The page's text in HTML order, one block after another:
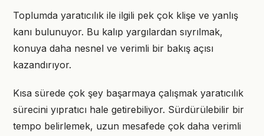
Toplumda yaratıcılık ile ilgili pek çok klişe ve yanlış
kanı bulunuyor. Bu kalıp yargılardan sıyrılmak,
konuya daha nesnel ve verimli bir bakış açısı
kazandırıyor.
Kısa sürede çok şey başarmaya çalışmak yaratıcılık
sürecini yıpratıcı hale getirebiliyor. Sürdürülebilir bir
tempo belirlemek, uzun mesafede çok daha verimli